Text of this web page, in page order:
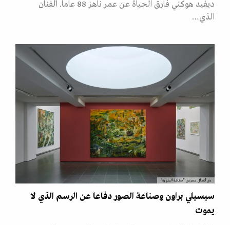
ديفيد هوكني فارق الحياة عن عمر ناهز 88 عاما. الفنان
الذي…
من أعمال معرض "صناعة الصورة"
سيسيلي براون وصناعة الصور دفاعا عن الرسم الذي لا
يموت